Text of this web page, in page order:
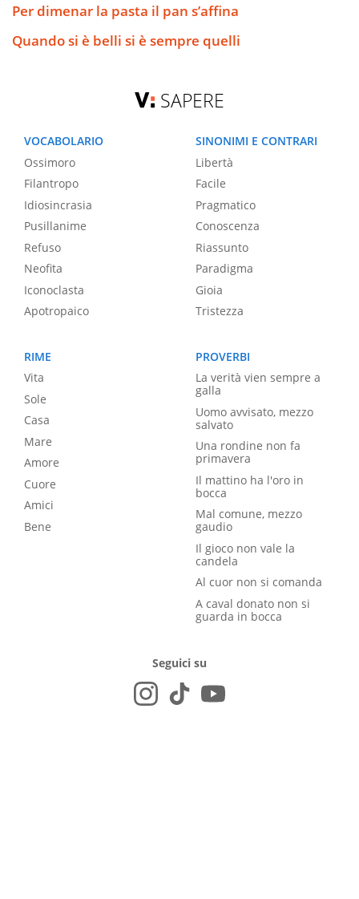
Per dimenar la pasta il pan s’affina
Quando si è belli si è sempre quelli
SAPERE
VOCABOLARIO
Ossimoro
Filantropo
Idiosincrasia
Pusillanime
Refuso
Neofita
Iconoclasta
Apotropaico
SINONIMI E CONTRARI
Libertà
Facile
Pragmatico
Conoscenza
Riassunto
Paradigma
Gioia
Tristezza
RIME
Vita
Sole
Casa
Mare
Amore
Cuore
Amici
Bene
PROVERBI
La verità vien sempre a
galla
Uomo avvisato, mezzo
salvato
Una rondine non fa
primavera
Il mattino ha l'oro in
bocca
Mal comune, mezzo
gaudio
Il gioco non vale la
candela
Al cuor non si comanda
A caval donato non si
guarda in bocca
Seguici su